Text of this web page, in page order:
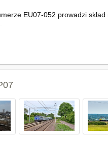
EU07-052 prowadzi